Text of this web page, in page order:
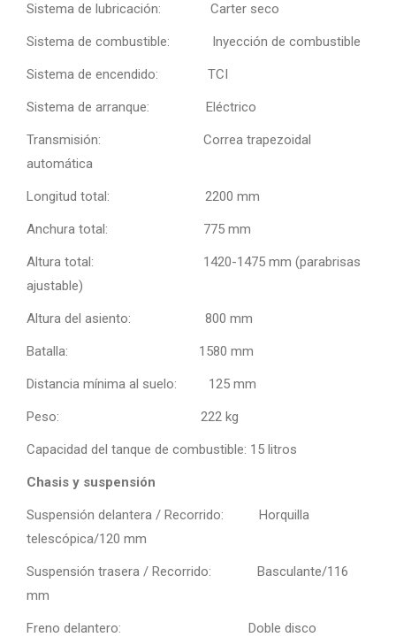
Sistema de lubricación: Carter seco
Sistema de combustible: Inyección de combustible
Sistema de encendido: TCI
Sistema de arranque: Eléctrico
Transmisión: Correa trapezoidal
automática
Longitud total: 2200 mm
Anchura total: 775 mm
Altura total: 1420-1475 mm (parabrisas
ajustable)
Altura del asiento: 800 mm
Batalla: 1580 mm
Distancia mínima al suelo: 125 mm
Peso: 222 kg
Capacidad del tanque de combustible: 15 litros
Chasis y suspensión
Suspensión delantera / Recorrido: Horquilla
telescópica/120 mm
Suspensión trasera / Recorrido: Basculante/116
mm
Freno delantero: Doble disco